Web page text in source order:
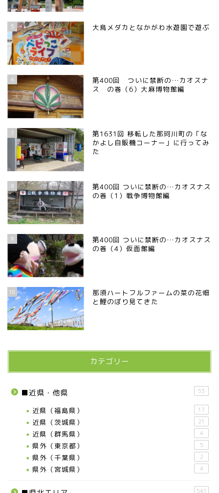
5 大鳥メダカとなかがわ水遊園で遊ぶ
6
第400回 ついに禁断の…カオスナ
ス の巻（6）大麻博物館編
7
第1631回 移転した那珂川町の「な
かよし自販機コーナー」に行ってみ
た
8
第400回 ついに禁断の…カオスナス
の巻（1）戦争博物館編
9
第400回 ついに禁断の…カオスナス
の巻（4）仮面館編
10
那須ハートフルファームの菜の花畑
と鯉のぼり見てきた
カテゴリー
■近県・他県 53
近県（福島県） 17
近県（茨城県） 21
近県（群馬県） 4
県外（東京都） 5
県外（千葉県） 2
県外（宮城県） 4
541